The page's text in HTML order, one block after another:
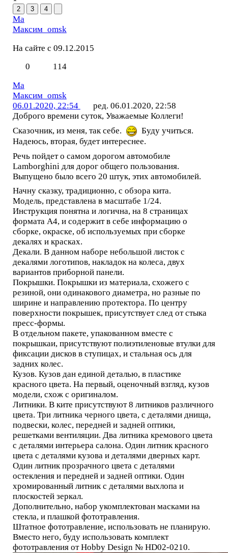
2 3 4
Ма
Максим_omsk
На сайте с 09.12.2015
0
114
Ма
Максим_omsk
06.01.2020, 22:54
ред. 06.01.2020, 22:58
Доброго времени суток, Уважаемые Коллеги!
Сказочник, из меня, так себе.
Буду учиться.
Надеюсь, вторая, будет интереснее.
Речь пойдет о самом дорогом автомобиле
Lamborghini для дорог общего пользования.
Выпущено было всего 20 штук, этих автомобилей.
Начну сказку, традиционно, с обзора кита.
Модель, представлена в масштабе 1/24.
Инструкция понятна и логична, на 8 страницах
формата А4, и содержит в себе информацию о
сборке, окраске, об используемых при сборке
декалях и красках.
Декали. В данном наборе небольшой листок с
декалями логотипов, накладок на колеса, двух
вариантов приборной панели.
Покрышки. Покрышки из материала, схожего с
резиной, они одинакового диаметра, но разные по
ширине и направлению протектора. По центру
поверхности покрышек, присутствует след от стыка
пресс-формы.
В отдельном пакете, упакованном вместе с
покрышкаи, присутствуют полиэтиленовые втулки для
фиксации дисков в ступицах, и стальная ось для
задних колес.
Кузов. Кузов дан единой деталью, в пластике
красного цвета. На первый, оценочный взгляд, кузов
модели, схож с оригиналом.
Литники. В ките присутствуют 8 литников различного
цвета. Три литника черного цвета, с деталями днища,
подвески, колес, передней и задней оптики,
решетками вентиляции. Два литника кремового цвета
с деталями интерьера салона. Один литник красного
цвета с деталями кузова и деталями дверных карт.
Один литник прозрачного цвета с деталями
остекления и передней и задней оптики. Один
хромированный литник с деталями выхлопа и
плоскостей зеркал.
Дополнительно, набор укомплектован масками на
стекла, и плашкой фототравления.
Штатное фототравление, использовать не планирую.
Вместо него, буду использовать комплект
фототравления от Hobby Design № HD02-0210.